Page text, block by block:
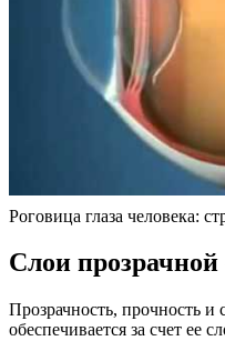
Роговица глаза человека:
Слои прозрачной
Прозрачность, прочность и
обеспечивается за счет ее